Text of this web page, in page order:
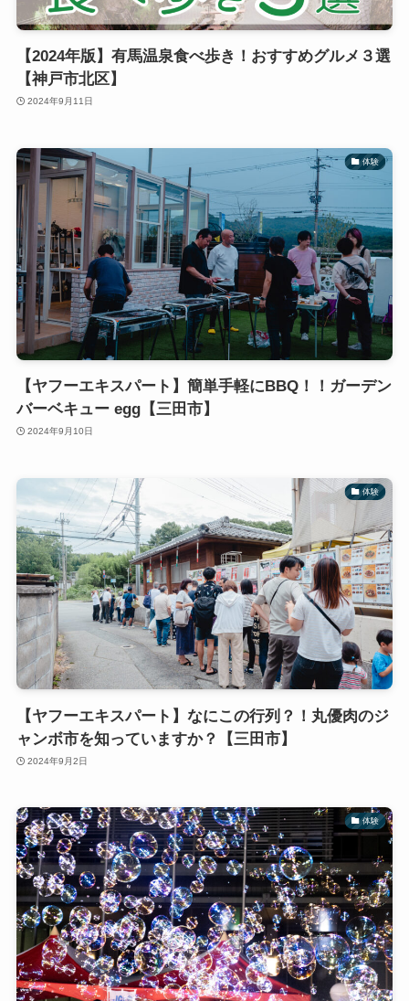
【2024年版】有馬温泉食べ歩き！おすすめグルメ３選
【神戸市北区】
2024年9月11日
体験
【ヤフーエキスパート】簡単手軽にBBQ！！ガーデン
バーベキュー egg【三田市】
2024年9月10日
体験
【ヤフーエキスパート】なにこの行列？！丸優肉のジ
ャンボ市を知っていますか？【三田市】
2024年9月2日
体験